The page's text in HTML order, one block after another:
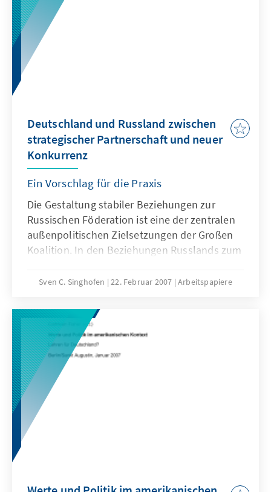
Deutschland und Russland zwischen
strategischer Partnerschaft und neuer
Konkurrenz
Ein Vorschlag für die Praxis
Die Gestaltung stabiler Beziehungen zur
Russischen Föderation ist eine der zentralen
außenpolitischen Zielsetzungen der Großen
Koalition. In den Beziehungen Russlands zum
einer Politik festzustellen, die zur gleichen
eine kompetitive Politik verfolgt. Zugleich hat
sich Russland im Inneren zu einem
bürokratisch-autoritären System entwickelt.
Dies stellt den Westen, wie auch Deutschland
und Europa, vor die Herausforderung, die
Russlandpolitik den veränderten
Rahmenbedingungen anzupassen. Nach dem
Regierungswechsel im November 2005 leitete
die Bundesregierung unter Bundeskanzlerin
Sven C. Singhofen 22. Februar 2007 Arbeitspapiere